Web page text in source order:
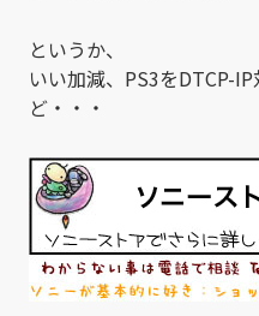
というか、
いい加減、PS3をDTCP-
ど・・・